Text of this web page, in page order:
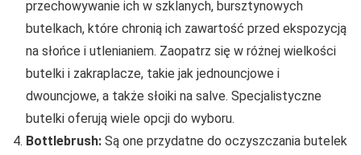
przechowywanie ich w szklanych, bursztynowych
butelkach, które chronią ich zawartość przed ekspozycją
na słońce i utlenianiem. Zaopatrz się w różnej wielkości
butelki i zakraplacze, takie jak jednouncjowe i
dwouncjowe, a także słoiki na salve. Specjalistyczne
butelki oferują wiele opcji do wyboru.
Bottlebrush: Są one przydatne do oczyszczania butelek